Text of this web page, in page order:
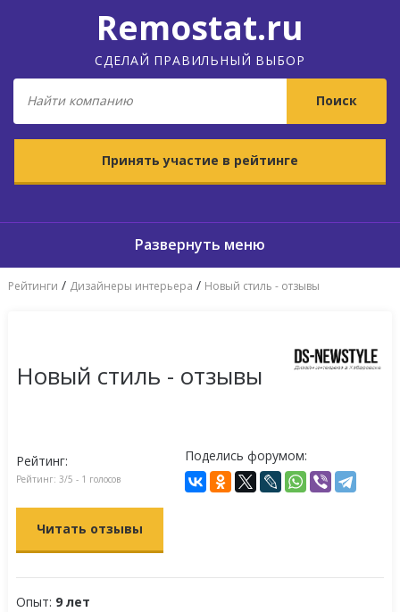
Remostat.ru
СДЕЛАЙ ПРАВИЛЬНЫЙ ВЫБОР
Принять участие в рейтинге
Рейтинги / Дизайнеры интерьера / Новый стиль - отзывы
Новый стиль - отзывы
Рейтинг:
Рейтинг: 3/5 - 1 голосов
Поделись форумом:
Читать отзывы
Опыт: 9 лет